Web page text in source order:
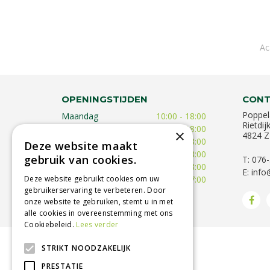
OPENINGSTIJDEN
Maandag
10:00 - 18:00
09:30 - 18:00
Woensdag
09:30 - 18:00
Donderdag
09:30 - 18:00
Vrijdag
09:00 - 18:00
Zaterdag
09:00 - 17:00
Toon alle openingstijden
4824
T:
E:
BETROUWBARE SERVICE
×
Deze website maakt
gebruik van cookies.
Deze website gebruikt cookies om uw
gebruikerservaring te verbeteren. Door
onze website te gebruiken, stemt u in met
alle cookies in overeenstemming met ons
Cookiebeleid. Lees verder
STRIKT NOODZAKELIJK
PRESTATIE